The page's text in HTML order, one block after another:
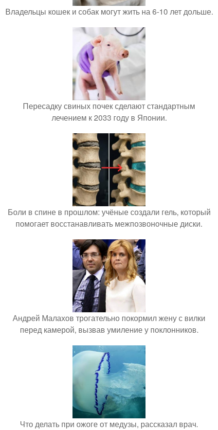
Владельцы кошек и собак могут жить на 6-10 лет дольше.
Пересадку свиных почек сделают стандартным
лечением к 2033 году в Японии.
Боли в спине в прошлом: учёные создали гель, который
помогает восстанавливать межпозвоночные диски.
Андрей Малахов трогательно покормил жену с вилки
перед камерой, вызвав умиление у поклонников.
Что делать при ожоге от медузы, рассказал врач.